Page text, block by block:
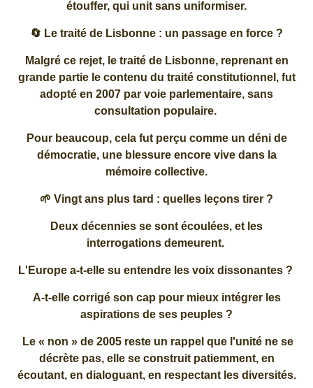
étouffer, qui unit sans uniformiser.
🔄 Le traité de Lisbonne : un passage en force ?
Malgré ce rejet, le traité de Lisbonne, reprenant en
grande partie le contenu du traité constitutionnel, fut
adopté en 2007 par voie parlementaire, sans
consultation populaire.
Pour beaucoup, cela fut perçu comme un déni de
démocratie, une blessure encore vive dans la
mémoire collective.
🌱 Vingt ans plus tard : quelles leçons tirer ?
Deux décennies se sont écoulées, et les
interrogations demeurent.
L'Europe a-t-elle su entendre les voix dissonantes ?
A-t-elle corrigé son cap pour mieux intégrer les
aspirations de ses peuples ?
Le « non » de 2005 reste un rappel que l'unité ne se
décrète pas, elle se construit patiemment, en
écoutant, en dialoguant, en respectant les diversités.